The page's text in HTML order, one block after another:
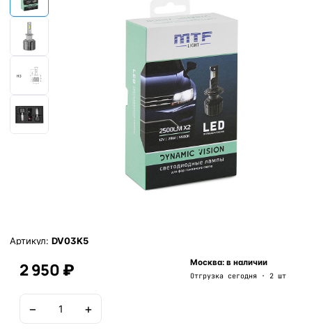
Артикул: DV03K5
2 950 ₽ Москва: в наличии
Отгрузка сегодня · 2 шт
− +